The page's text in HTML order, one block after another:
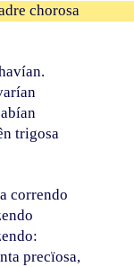
chorosa
trigosa
correndo
precïosa,